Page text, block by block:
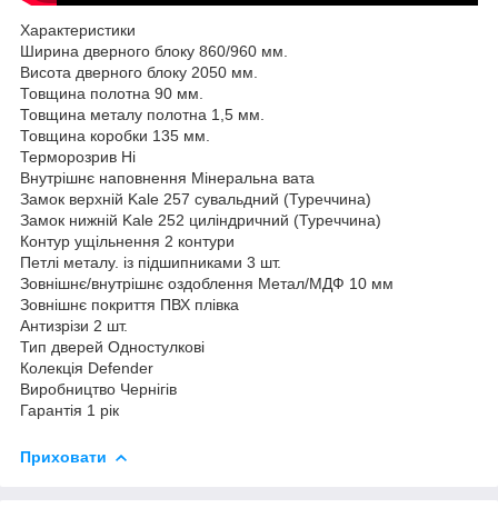
Характеристики
Ширина дверного блоку 860/960 мм.
Висота дверного блоку 2050 мм.
Товщина полотна 90 мм.
Товщина металу полотна 1,5 мм.
Товщина коробки 135 мм.
Терморозрив Ні
Внутрішнє наповнення Мінеральна вата
Замок верхній Kale 257 сувальдний (Туреччина)
Замок нижній Kale 252 циліндричний (Туреччина)
Контур ущільнення 2 контури
Петлі металу. із підшипниками 3 шт.
Зовнішнє/внутрішнє оздоблення Метал/МДФ 10 мм
Зовнішнє покриття ПВХ плівка
Антизрізи 2 шт.
Тип дверей Одностулкові
Колекція Defender
Виробництво Чернігів
Гарантія 1 рік
Приховати